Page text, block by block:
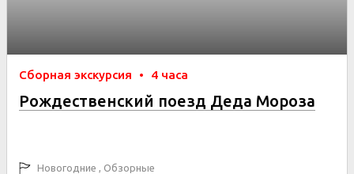
Сборная экскурсия • 4 часа
Рождественский поезд Деда Мороза
Новогодние , Обзорные